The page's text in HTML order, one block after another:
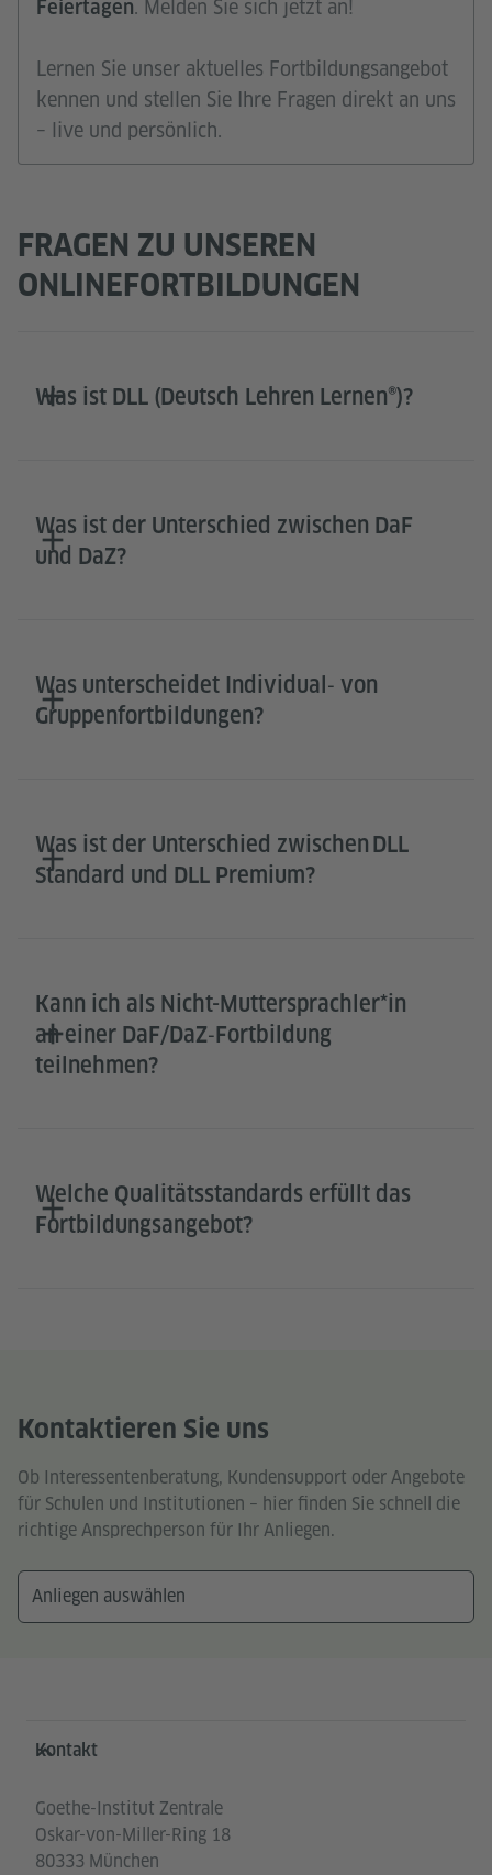
Feiertagen. Melden Sie sich jetzt an!
Lernen Sie unser aktuelles Fortbildungsangebot
kennen und stellen Sie Ihre Fragen direkt an uns
– live und persönlich.
FRAGEN ZU UNSEREN
ONLINEFORTBILDUNGEN
Was ist DLL (Deutsch Lehren Lernen®)?
Was ist der Unterschied zwischen DaF
und DaZ?
Was unterscheidet Individual‑ von
Gruppenfortbildungen?
Was ist der Unterschied zwischen DLL
Standard und DLL Premium?
Kann ich als Nicht-Muttersprachler*in
an einer DaF/DaZ‑Fortbildung
teilnehmen?
Welche Qualitätsstandards erfüllt das
Fortbildungsangebot?
Kontaktieren Sie uns
Ob Interessentenberatung, Kundensupport oder Angebote
für Schulen und Institutionen – hier finden Sie schnell die
richtige Ansprechperson für Ihr Anliegen.
Service- und Informationsbereich
Kontakt
Goethe-Institut Zentrale
Oskar-von-Miller-Ring 18
80333 München